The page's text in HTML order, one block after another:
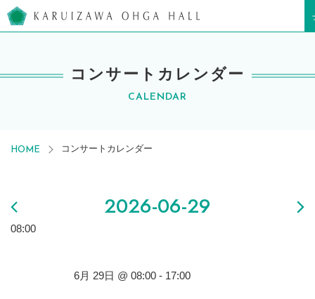
コンサートカレンダー
CALENDAR
HOME コンサートカレンダー
2026-06-29
08:00
6月 29日 @ 08:00 - 17:00